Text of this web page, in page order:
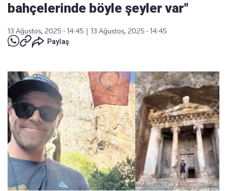
bahçelerinde böyle şeyler var"
13 Ağustos, 2025 - 14:45
13 Ağustos, 2025 - 14:45
Paylaş